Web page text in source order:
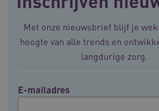
Met onze nieuwsbrief blijf je
hoogte van alle trends en
langdurige zorg.
E-mailadres